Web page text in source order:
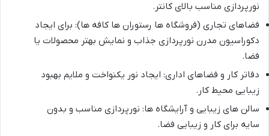
نورپردازی مناسب بالای کانتر.
فضاهای تجاری (فروشگاه ها رستوران ها کافه ها): برای ایجاد
دکوراسیون مدرن نورپردازی جذاب و نمایش بهتر محصولات یا
فضا.
دفاتر کار و فضاهای اداری: ایجاد نور یکنواخت و ملایم بهبود
زیبایی محیط کار.
سالن های زیبایی و آرایشگاه ها: نورپردازی مناسب و بدون
سایه برای کار و زیبایی فضا.